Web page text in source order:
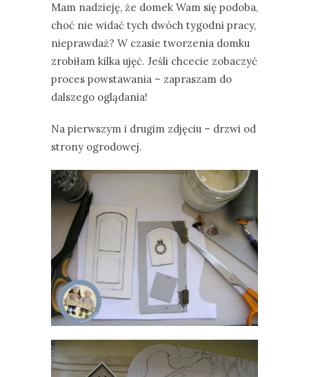
Mam nadzieję, że domek Wam się podoba,
choć nie widać tych dwóch tygodni pracy,
nieprawdaż? W czasie tworzenia domku
zrobiłam kilka ujęć. Jeśli chcecie zobaczyć
proces powstawania – zapraszam do
dalszego oglądania!
Na pierwszym i drugim zdjęciu – drzwi od
strony ogrodowej.